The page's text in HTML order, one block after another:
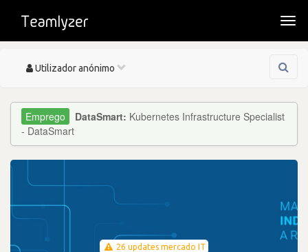
Toggle
Utilizador anónimo
DataSmart: Kubernetes Infrastructure Specialist
- DataSmart
26 updates mercado IT